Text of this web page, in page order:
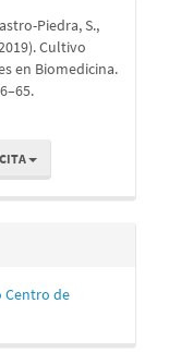
Piedra, S.,
Cultivo
en Biomedicina.
Centro de